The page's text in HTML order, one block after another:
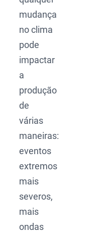
mudança
no clima
pode
impactar
a
produção
de
várias
maneiras:
eventos
extremos
mais
severos,
mais
ondas